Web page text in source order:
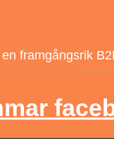
framgångsrik